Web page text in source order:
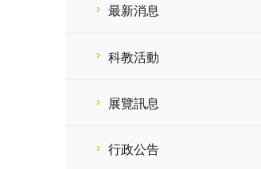
最新消息
科教活動
展覽訊息
行政公告